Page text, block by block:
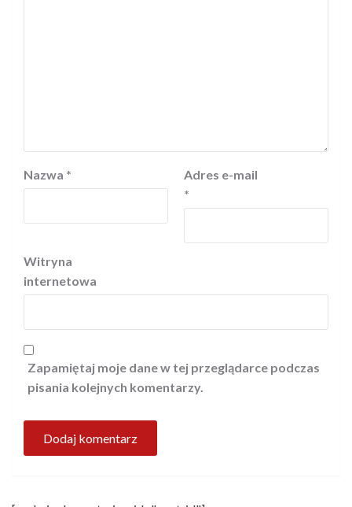
Nazwa *
Adres e-mail
*
Witryna
internetowa
Zapamiętaj moje dane w tej przeglądarce podczas
pisania kolejnych komentarzy.